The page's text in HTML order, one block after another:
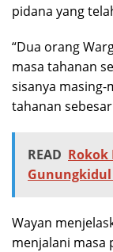
pidana yang
“Dua orang
masa tahanan
sisanya
tahanan
READ Rokok
Wayan
menjalani masa